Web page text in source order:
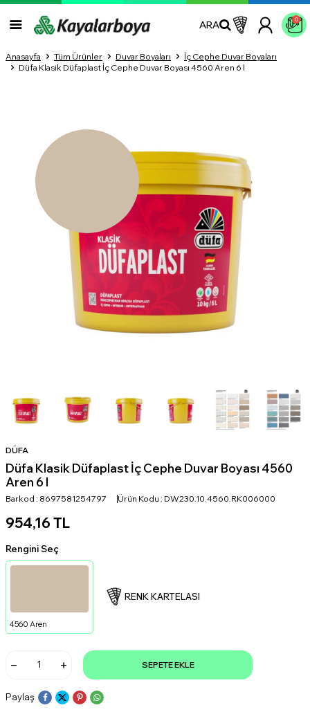
ARA 0
Anasayfa Tüm Ürünler Duvar Boyaları
İç Cephe Duvar Boyaları
Düfa Klasik Düfaplast İç Cephe Duvar Boyası 4560 Aren 6 l
DÜFA
Düfa Klasik Düfaplast İç Cephe Duvar Boyası 4560
Aren 6 l
Barkod : 8697581254797 Ürün Kodu : DW230.10.4560.RK006000
954,16 TL
Rengini Seç
4560 Aren
RENK KARTELASI
SEPETE EKLE
Paylaş